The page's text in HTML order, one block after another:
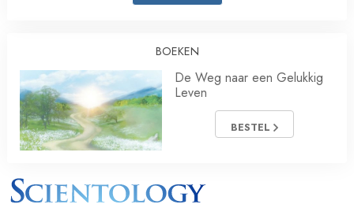
BOEKEN
De Weg naar een Gelukkig
Leven
BESTEL